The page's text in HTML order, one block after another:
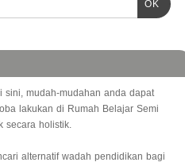
OK
sini, mudah-mudahan anda dapat
lakukan di Rumah Belajar Semi
secara holistik.
alternatif wadah pendidikan bagi